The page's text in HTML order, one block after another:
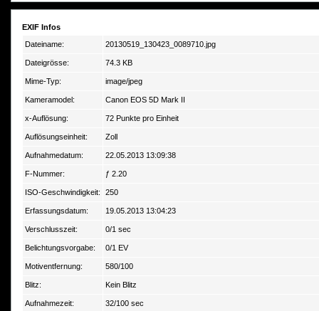
EXIF Infos
Dateiname:
20130519_130423_0089710.jpg
Dateigrösse: 74.3 KB
Mime-Typ: image/jpeg
Kameramodel: Canon EOS 5D Mark II
x-Auflösung: 72 Punkte pro Einheit
Auflösungseinheit: Zoll
Aufnahmedatum: 22.05.2013 13:09:38
F-Nummer: ƒ 2.20
ISO-Geschwindigkeit: 250
Erfassungsdatum: 19.05.2013 13:04:23
Verschlusszeit: 0/1 sec
Belichtungsvorgabe: 0/1 EV
Motiventfernung: 580/100
Blitz: Kein Blitz
Aufnahmezeit: 32/100 sec